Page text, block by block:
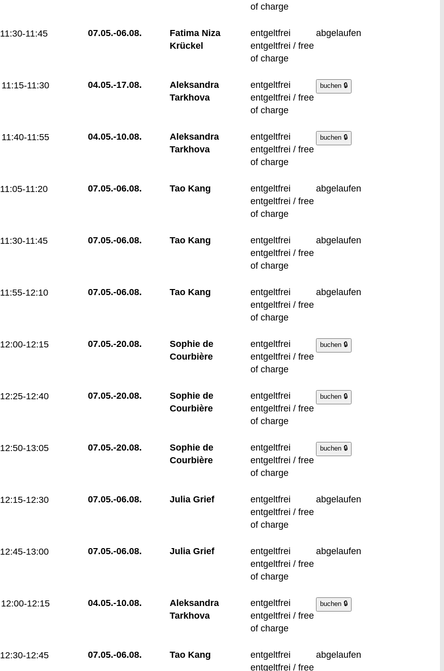
of charge
11:30-11:45 07.05.-06.08.
Fatima Niza
Krückel
entgeltfrei
entgeltfrei / free
of charge
abgelaufen
11:15-11:30 04.05.-17.08.
Aleksandra
Tarkhova
entgeltfrei
entgeltfrei / free
of charge
11:40-11:55 04.05.-10.08.
Aleksandra
Tarkhova
entgeltfrei
entgeltfrei / free
of charge
11:05-11:20 07.05.-06.08. Tao Kang
entgeltfrei
entgeltfrei / free
of charge
abgelaufen
11:30-11:45 07.05.-06.08. Tao Kang
entgeltfrei
entgeltfrei / free
of charge
abgelaufen
11:55-12:10 07.05.-06.08. Tao Kang
entgeltfrei
entgeltfrei / free
of charge
abgelaufen
12:00-12:15 07.05.-20.08.
Sophie de
Courbière
entgeltfrei
entgeltfrei / free
of charge
12:25-12:40 07.05.-20.08.
Sophie de
Courbière
entgeltfrei
entgeltfrei / free
of charge
12:50-13:05 07.05.-20.08.
Sophie de
Courbière
entgeltfrei
entgeltfrei / free
of charge
12:15-12:30 07.05.-06.08. Julia Grief
entgeltfrei
entgeltfrei / free
of charge
abgelaufen
12:45-13:00 07.05.-06.08. Julia Grief
entgeltfrei
entgeltfrei / free
of charge
abgelaufen
12:00-12:15 04.05.-10.08.
Aleksandra
Tarkhova
entgeltfrei
entgeltfrei / free
of charge
12:30-12:45 07.05.-06.08. Tao Kang
entgeltfrei
entgeltfrei / free
abgelaufen